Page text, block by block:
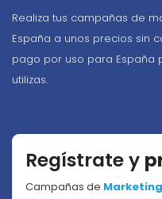
Realiza tus campañas de
España a unos precios sin
pago por uso para España
utilizas.
Regístrate y
Campañas de